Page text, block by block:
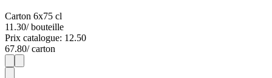
Carton 6x75 cl
11.30/ bouteille
Prix catalogue: 12.50
67.80/ carton
1